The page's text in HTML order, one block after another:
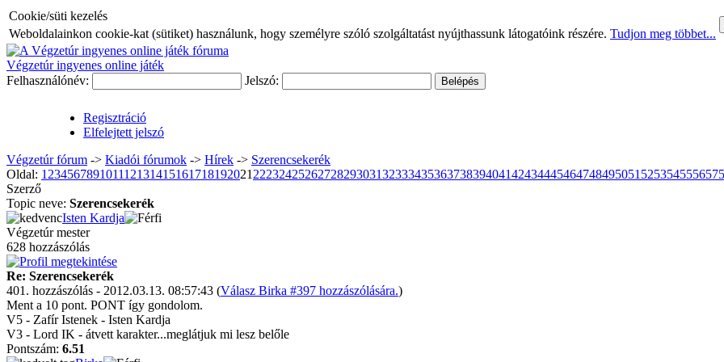
Cookie/süti kezelés
Weboldalainkon cookie-kat (sütiket) használunk, hogy személyre szóló szolgáltatást nyújthassunk látogatóink részére. Tudjon meg többet...
Végzetúr ingyenes online játék
Felhasználónév:
Jelszó:
Regisztráció
Elfelejtett jelszó
Végzetúr fórum -> Kiadói fórumok -> Hí­rek -> Szerencsekerék
Oldal: 1 23456789101112131415161718192021 222324252627282930313233343536373839404142434445464748495051 525354555657
Szerző
Topic neve: Szerencsekerék
Isten Kardja
Végzetúr mester
628 hozzászólás
Re: Szerencsekerék
401. hozzászólás - 2012.03.13. 08:57:43 (Válasz Birka #397 hozzászólására.)
Ment a 10 pont. PONT így gondolom.
V5 - Zafír Istenek - Isten Kardja
V3 - Lord IK - átvett karakter...meglátjuk mi lesz belőle
Pontszám: 6.51